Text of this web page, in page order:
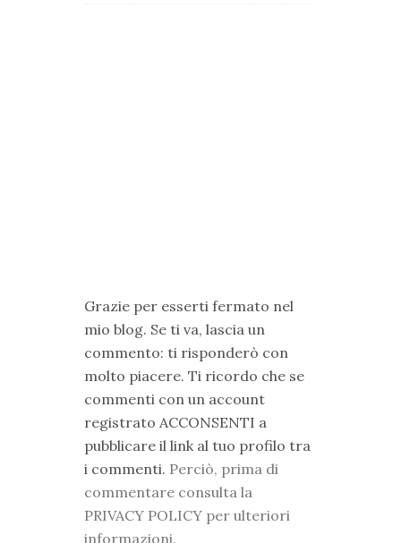
Grazie per esserti fermato nel
mio blog. Se ti va, lascia un
commento: ti risponderò con
molto piacere. Ti ricordo che se
commenti con un account
registrato ACCONSENTI a
pubblicare il link al tuo profilo tra
i commenti. Perciò, prima di
commentare consulta la
PRIVACY POLICY per ulteriori
informazioni.